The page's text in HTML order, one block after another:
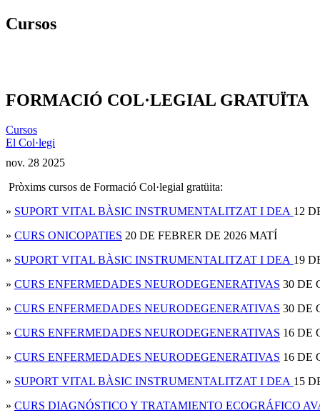
Cursos
FORMACIÓ COL·LEGIAL GRATUÏTA
Cursos
El Col·legi
nov. 28 2025
Pròxims cursos de Formació Col·legial gratüita:
» SUPORT VITAL BÀSIC INSTRUMENTALITZAT I DEA 12
» CURS ONICOPATIES 20 DE FEBRER DE 2026 MATÍ
» SUPORT VITAL BÀSIC INSTRUMENTALITZAT I DEA 19
» CURS ENFERMEDADES NEURODEGENERATIVAS 30 DE
» CURS ENFERMEDADES NEURODEGENERATIVAS 30 DE
» CURS ENFERMEDADES NEURODEGENERATIVAS 16 DE
» CURS ENFERMEDADES NEURODEGENERATIVAS 16 DE
» SUPORT VITAL BÀSIC INSTRUMENTALITZAT I DEA 15
» CURS DIAGNÓSTICO Y TRATAMIENTO ECOGRÁFICO